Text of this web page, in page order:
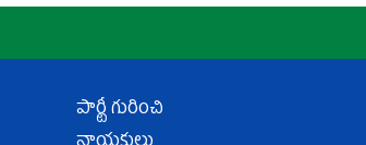
పార్టీ గురించి